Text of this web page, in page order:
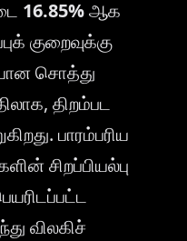
16.85%ஆக
குறைவுக்கு
சொத்து
திறம்பட
பாரம்பரிய
சிறப்பியல்பு
விலகிச்